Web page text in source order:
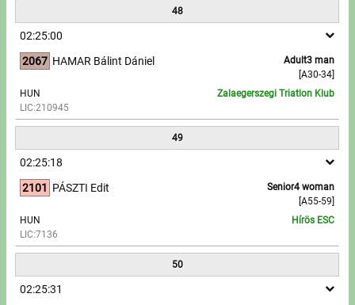
48
02:25:00
2067
Adult3 man
[A30-34]
HAMAR Bálint Dániel
HUN
LIC:210945
Zalaegerszegi Triatlon Klub
49
02:25:18
2101
Senior4 woman
[A55-59]
PÁSZTI Edit
HUN
LIC:7136
Hírös ESC
50
02:25:31